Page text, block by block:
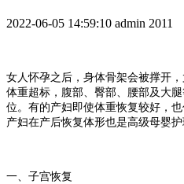
2022-06-05 14:59:10 admin 2011
女人怀孕之后，身体骨架会被撑开
体重超标，腹部、臀部、腰部及大
位。有的产妇即使体重恢复较好，
产妇在产后恢复体形也是高级母婴护
一、子宫恢复